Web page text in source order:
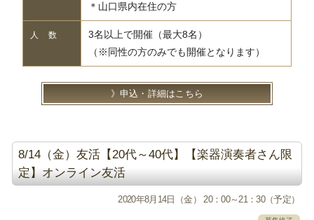
＊山口県内在住の方
人 数
3名以上で開催（最大8名）
（※同性の方のみでも開催となります）
申込・詳細はこちら
8/14（金）友活【20代～40代】【楽器演奏者さん限
定】オンライン友活
2020年8月14日（金） 20：00～21：30（予定）